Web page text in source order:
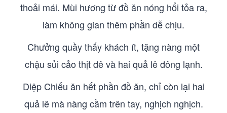
thoải mái. Mùi hương từ đồ ăn nóng hổi tỏa ra,
làm không gian thêm phần dễ chịu.
Chưởng quầy thấy khách ít, tặng nàng một
chậu sủi cảo thịt dê và hai quả lê đông lạnh.
Diệp Chiếu ăn hết phần đồ ăn, chỉ còn lại hai
quả lê mà nàng cầm trên tay, nghịch nghịch.